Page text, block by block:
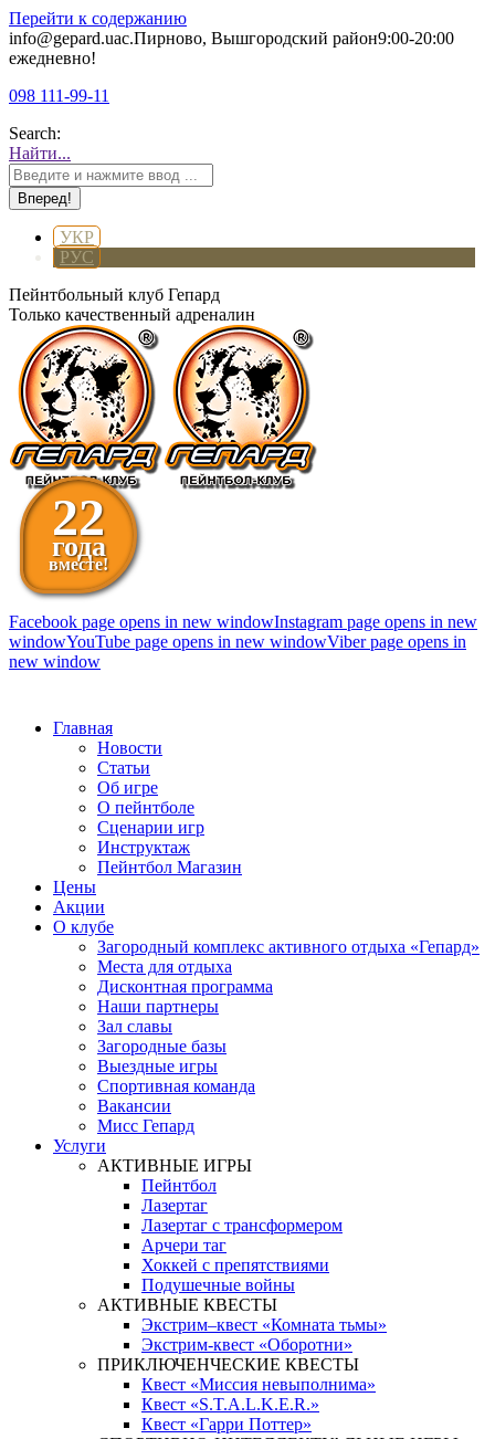
Перейти к содержанию
info@gepard.uaс.Пирново, Вышгородский район9:00-20:00
ежедневно!
098 111-99-11
Search:
Найти...
УКР
РУС
Пейнтбольный клуб Гепард
Только качественный адреналин
22
года
вместе!
Facebook page opens in new windowInstagram page opens in new
windowYouTube page opens in new windowViber page opens in
new window
Главная
Новости
Статьи
Об игре
О пейнтболе
Сценарии игр
Инструктаж
Пейнтбол Магазин
Цены
Акции
О клубе
Загородный комплекс активного отдыха «Гепард»
Места для отдыха
Дисконтная программа
Наши партнеры
Зал славы
Загородные базы
Выездные игры
Спортивная команда
Вакансии
Мисс Гепард
Услуги
АКТИВНЫЕ ИГРЫ
Пейнтбол
Лазертаг
Лазертаг с трансформером
Арчери таг
Хоккей с препятствиями
Подушечные войны
АКТИВНЫЕ КВЕСТЫ
Экстрим–квест «Комната тьмы»
Экстрим-квест «Оборотни»
ПРИКЛЮЧЕНЧЕСКИЕ КВЕСТЫ
Квест «Миссия невыполнима»
Квест «S.T.A.L.K.E.R.»
Квест «Гарри Поттер»